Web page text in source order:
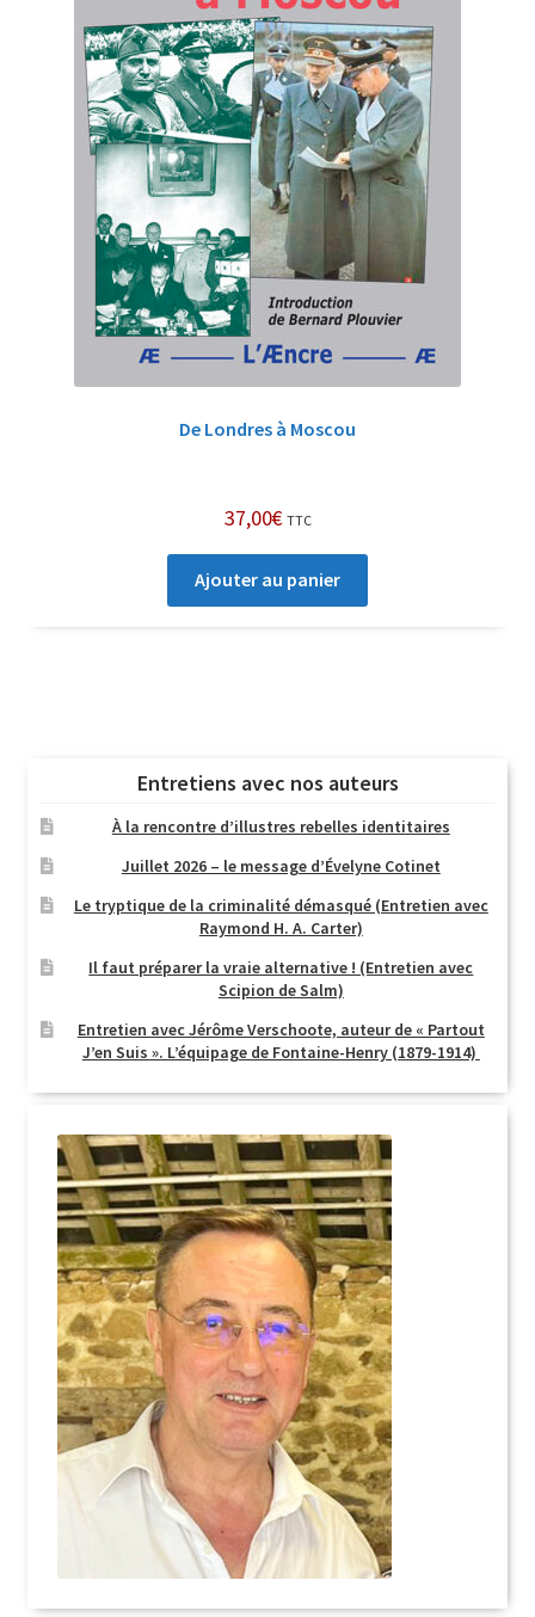
De Londres à Moscou
37,00€ TTC
Ajouter au panier
Entretiens avec nos auteurs
À la rencontre d’illustres rebelles identitaires
Juillet 2026 – le message d’Évelyne Cotinet
Le tryptique de la criminalité démasqué (Entretien avec
Raymond H. A. Carter)
Il faut préparer la vraie alternative ! (Entretien avec
Scipion de Salm)
Entretien avec Jérôme Verschoote, auteur de « Partout
J’en Suis ». L’équipage de Fontaine-Henry (1879-1914)